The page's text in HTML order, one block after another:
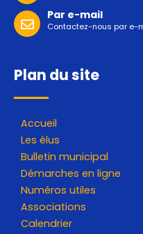
Par e-mail
Contactez-nous par e-
Plan du site
Accueil
Les élus
Bulletin municipal
Démarches en ligne
Numéros utiles
Associations
Calendrier